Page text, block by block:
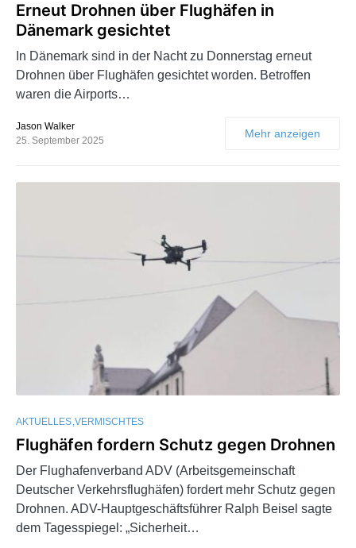
Erneut Drohnen über Flughäfen in
Dänemark gesichtet
In Dänemark sind in der Nacht zu Donnerstag erneut
Drohnen über Flughäfen gesichtet worden. Betroffen
waren die Airports…
Jason Walker
25. September 2025
Mehr anzeigen
AKTUELLES VERMISCHTES
Flughäfen fordern Schutz gegen Drohnen
Der Flughafenverband ADV (Arbeitsgemeinschaft
Deutscher Verkehrsflughäfen) fordert mehr Schutz gegen
Drohnen. ADV-Hauptgeschäftsführer Ralph Beisel sagte
dem Tagesspiegel: „Sicherheit…